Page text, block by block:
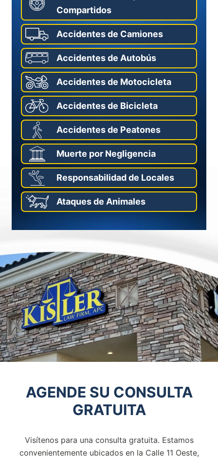
Compartidos
Accidentes de Camiones
Accidentes de Autobús
Accidentes de Motocicleta
Accidentes de Bicicleta
Accidentes de Peatones
Muerte por Negligencia
Responsabilidad de Locales
Ataques de Animales
AGENDE SU CONSULTA
GRATUITA
Visítenos para una consulta gratuita. Estamos
convenientemente ubicados en la Calle 11 Oeste,